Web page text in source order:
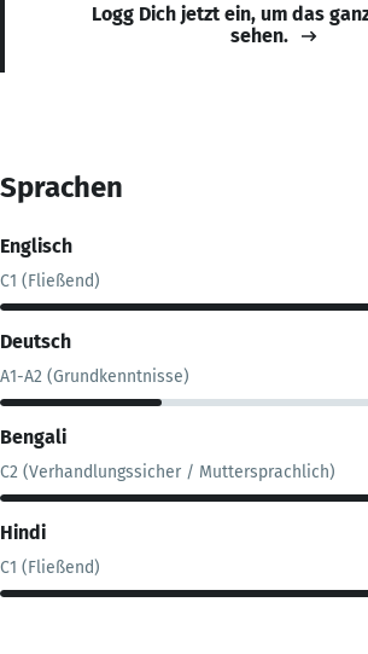
Logg Dich jetzt ein, um das
sehen.
Sprachen
Englisch
C1 (Fließend)
Deutsch
A1-A2 (Grundkenntnisse)
Bengali
C2 (Verhandlungssicher / Muttersprachlich)
Hindi
C1 (Fließend)